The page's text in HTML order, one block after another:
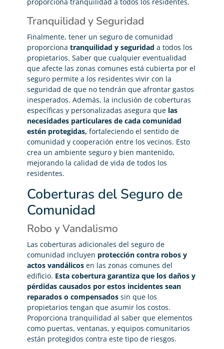
Tranquilidad y Seguridad
Finalmente, tener un seguro de comunidad
proporciona tranquilidad y seguridad a todos los
propietarios. Saber que cualquier eventualidad
que afecte las zonas comunes está cubierta por el
seguro permite a los residentes vivir con la
seguridad de que no tendrán que afrontar gastos
inesperados. Además, la inclusión de coberturas
específicas y personalizadas asegura que las
necesidades particulares de cada comunidad
estén protegidas, fortaleciendo el sentido de
comunidad y cooperación entre los vecinos. Esto
crea un ambiente seguro y bien mantenido,
mejorando la calidad de vida de todos los
residentes.
Coberturas del Seguro de
Comunidad
Robo y Vandalismo
Las coberturas adicionales del seguro de
comunidad incluyen protección contra robos y
actos vandálicos en las zonas comunes del
edificio. Esta cobertura garantiza que los daños y
pérdidas causados por estos incidentes sean
reparados o compensados sin que los
propietarios tengan que asumir los costos.
Proporciona tranquilidad al saber que elementos
como puertas, ventanas, y equipos comunitarios
están protegidos contra este tipo de riesgos.